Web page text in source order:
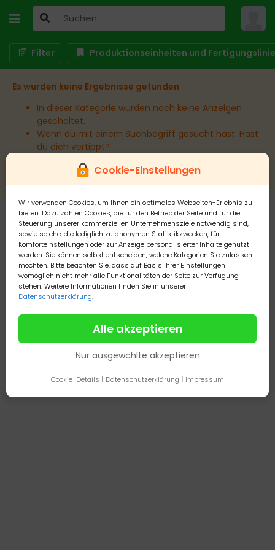
Cookie-Einstellungen
Wir verwenden Cookies, um Ihnen ein optimales Webseiten-Erlebnis zu
bieten. Dazu zählen Cookies, die für den Betrieb der Seite und für die
Steuerung unserer kommerziellen Unternehmensziele notwendig sind,
sowie solche, die lediglich zu anonymen Statistikzwecken, für
Komforteinstellungen oder zur Anzeige personalisierter Inhalte genutzt
werden. Sie können selbst entscheiden, welche Kategorien Sie zulassen
möchten. Bitte beachten Sie, dass auf Basis Ihrer Einstellungen
womöglich nicht mehr alle Funktionalitäten der Seite zur Verfügung
stehen. Weitere Informationen finden Sie in unserer
Datenschutzerklärung.
Alle akzeptieren
Nur ausgewählte akzeptieren
Cookie-Details | Datenschutzerklärung | Impressum
Filter Produktionseinheiten und
Es wurden keine Ergebnisse gefunden
In dieser Kategorie wurden noch keine Anzeigen
geschaltet.
Wenn du mit einem Suchbegriff gesucht hast: Hast
du dich vertippt?
Erweitere den Umkreis.